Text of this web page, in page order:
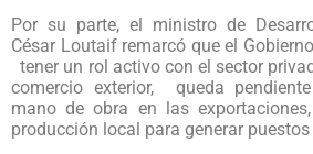
Por su parte, el ministro de
César Loutaif remarcó que el
tener un rol activo con el sector
comercio exterior, queda
mano de obra en las
producción local para generar